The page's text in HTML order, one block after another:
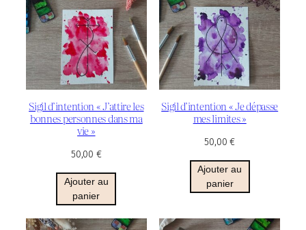
Sigil d’intention « J’attire les
bonnes personnes dans ma
vie »
50,00 €
Ajouter au
panier
Sigil d’intention « Je dépasse
mes limites »
50,00€
Ajouter au
panier